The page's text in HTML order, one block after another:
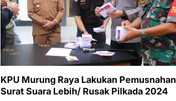
KPU Murung Raya Lakukan Pemusnahan
Surat Suara Lebih/ Rusak Pilkada 2024